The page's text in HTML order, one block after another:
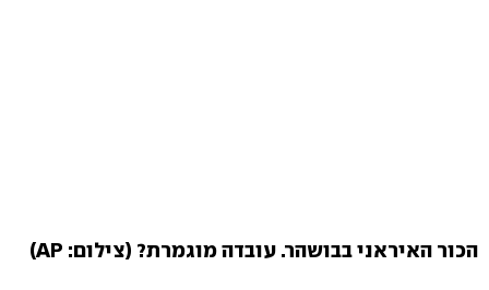
הכור האיראני בבושהר. עובדה מוגמרת? (צילום: AP)